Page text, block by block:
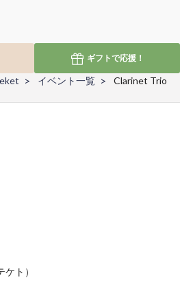
ギフトで応援！
イベント一覧
Clarinet Trio
ト）